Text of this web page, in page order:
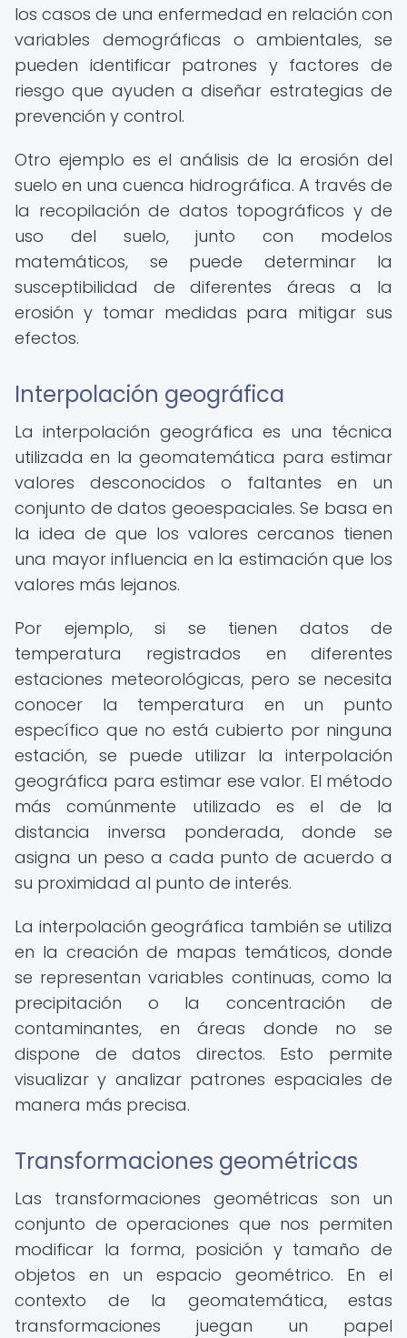
los casos de una enfermedad en relación con
variables demográficas o ambientales, se
pueden identificar patrones y factores de
riesgo que ayuden a diseñar estrategias de
prevención y control.
Otro ejemplo es el análisis de la erosión del
suelo en una cuenca hidrográfica. A través de
la recopilación de datos topográficos y de
uso del suelo, junto con modelos
matemáticos, se puede determinar la
susceptibilidad de diferentes áreas a la
erosión y tomar medidas para mitigar sus
efectos.
Interpolación geográfica
La interpolación geográfica es una técnica
utilizada en la geomatemática para estimar
valores desconocidos o faltantes en un
conjunto de datos geoespaciales. Se basa en
la idea de que los valores cercanos tienen
una mayor influencia en la estimación que los
valores más lejanos.
Por ejemplo, si se tienen datos de
temperatura registrados en diferentes
estaciones meteorológicas, pero se necesita
conocer la temperatura en un punto
específico que no está cubierto por ninguna
estación, se puede utilizar la interpolación
geográfica para estimar ese valor. El método
más comúnmente utilizado es el de la
distancia inversa ponderada, donde se
asigna un peso a cada punto de acuerdo a
su proximidad al punto de interés.
La interpolación geográfica también se utiliza
en la creación de mapas temáticos, donde
se representan variables continuas, como la
precipitación o la concentración de
contaminantes, en áreas donde no se
dispone de datos directos. Esto permite
visualizar y analizar patrones espaciales de
manera más precisa.
Transformaciones geométricas
Las transformaciones geométricas son un
conjunto de operaciones que nos permiten
modificar la forma, posición y tamaño de
objetos en un espacio geométrico. En el
contexto de la geomatemática, estas
transformaciones juegan un papel